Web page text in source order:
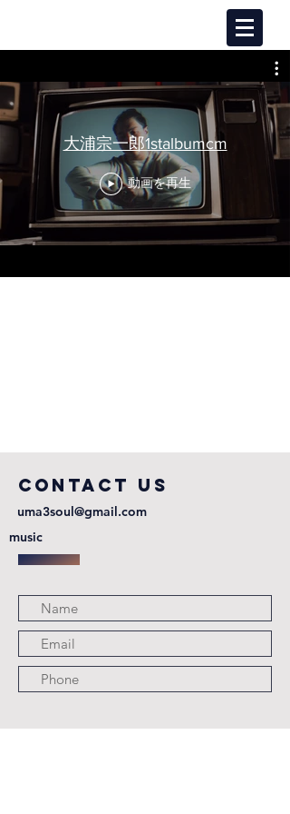
大浦宗一郎1stalbumcm
動画を再生
COntact us
uma3soul@gmail.com
music